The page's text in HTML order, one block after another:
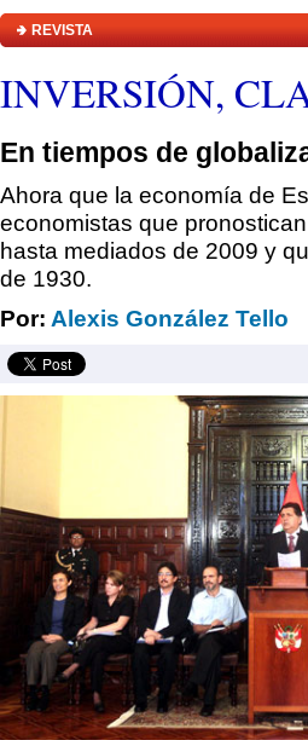
REVISTA
INVERSIÓN,
En tiempos de
Ahora que la economía de
economistas que
hasta mediados de 2009 y
de 1930.
Por: Alexis González Tello